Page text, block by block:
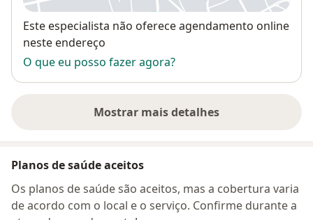
Disponibilidade
Este especialista não oferece agendamento online
neste endereço
O que eu posso fazer agora?
Mostrar mais detalhes
sobre o endereço
Planos de saúde aceitos
Os planos de saúde são aceitos, mas a cobertura varia
de acordo com o local e o serviço. Confirme durante a